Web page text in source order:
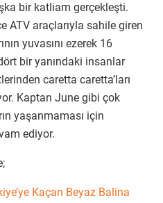
bir katliam gerçekleşti.
ATV araçlarıyla sahile giren
yuvasını ezerek 16
bir yanındaki insanlar
caretta caretta’ları
Kaptan June gibi çok
yaşanmaması için
ediyor.
Kaçan Beyaz Balina